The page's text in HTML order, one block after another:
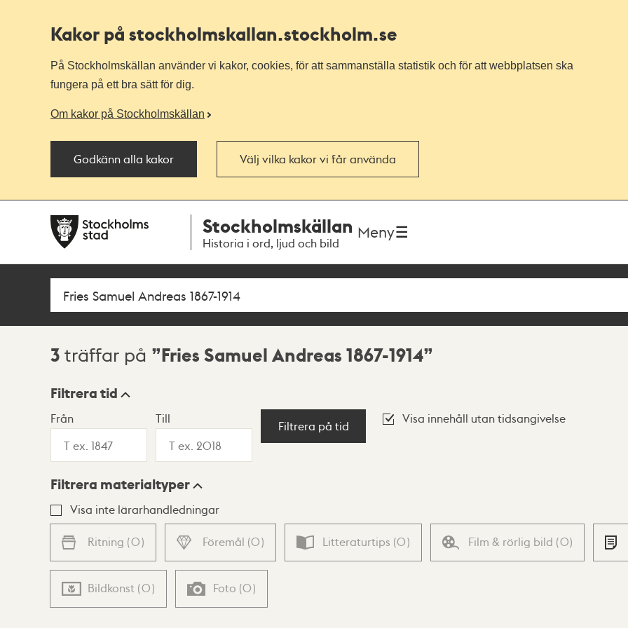
Kakor på stockholmskallan.stockholm.se
På Stockholmskällan använder vi kakor, cookies, för att sammanställa statistik och för att webbplatsen ska
fungera på ett bra sätt för dig.
Om kakor på Stockholmskällan
Godkänn alla kakor Välj vilka kakor vi får använda
navigationen
huvudinnehållet
Stockholmskällan
Historia i ord, ljud och bild
Meny
Sök
Sökresultat
3 träffar på Fries Samuel Andreas 1867-1914
Visningsläge
Lista Karta
Filtrera tid
Från Till
Filtrera på tid
Visa innehåll utan tidsangivelse
Filtrera materialtyper
Visa inte lärarhandledningar
Ritning (0) Föremål (0) Litteraturtips (0) Film & rörlig bild (0)
Bildkonst (0) Foto (0)